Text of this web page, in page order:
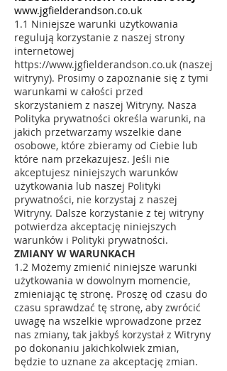
www.jgfielderandson.co.uk
1.1 Niniejsze warunki użytkowania
regulują korzystanie z naszej strony
internetowej
https://www.jgfielderandson.co.uk (naszej
witryny). Prosimy o zapoznanie się z tymi
warunkami w całości przed
skorzystaniem z naszej Witryny. Nasza
Polityka prywatności określa warunki, na
jakich przetwarzamy wszelkie dane
osobowe, które zbieramy od Ciebie lub
które nam przekazujesz. Jeśli nie
akceptujesz niniejszych warunków
użytkowania lub naszej Polityki
prywatności, nie korzystaj z naszej
Witryny. Dalsze korzystanie z tej witryny
potwierdza akceptację niniejszych
warunków i Polityki prywatności.
ZMIANY W WARUNKACH
1.2 Możemy zmienić niniejsze warunki
użytkowania w dowolnym momencie,
zmieniając tę stronę. Proszę od czasu do
czasu sprawdzać tę stronę, aby zwrócić
uwagę na wszelkie wprowadzone przez
nas zmiany, tak jakbyś korzystał z Witryny
po dokonaniu jakichkolwiek zmian,
będzie to uznane za akceptację zmian.